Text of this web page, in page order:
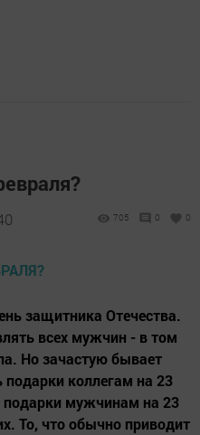
705 0 0
защитника Отечества.
всех мужчин - в том
Но зачастую бывает
коллегам на 23
мужчинам на 23
То, что обычно приводит